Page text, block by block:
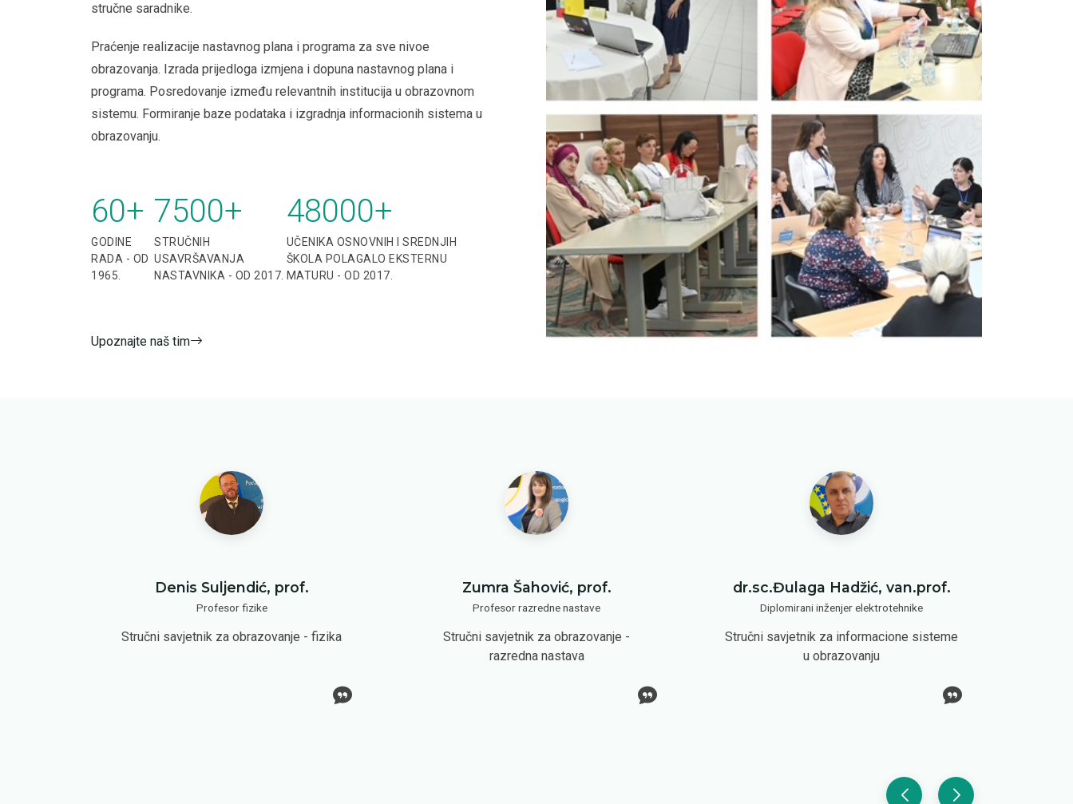
stručne saradnike.
Praćenje realizacije nastavnog plana i programa za sve nivoe
obrazovanja. Izrada prijedloga izmjena i dopuna nastavnog plana i
programa. Posredovanje između relevantnih institucija u obrazovnom
sistemu. Formiranje baze podataka i izgradnja informacionih sistema u
obrazovanju.
60+
GODINE
RADA - OD
1965.
7500+
STRUČNIH
USAVRŠAVANJA
NASTAVNIKA - OD 2017.
48000+
UČENIKA OSNOVNIH I SREDNJIH
ŠKOLA POLAGALO EKSTERNU
MATURU - OD 2017.
Upoznajte naš tim
Denis Suljendić, prof.
Profesor fizike
Stručni savjetnik za obrazovanje - fizika
Zumra Šahović, prof.
Profesor razredne nastave
Stručni savjetnik za obrazovanje -
razredna nastava
dr.sc.Đulaga Hadžić, van.prof.
Diplomirani inženjer elektrotehnike
Stručni savjetnik za informacione sisteme
u obrazovanju